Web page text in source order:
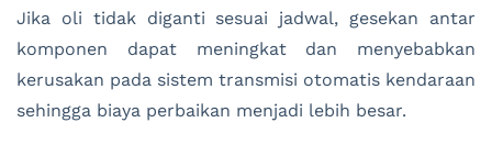
Jika oli tidak diganti sesuai jadwal, gesekan antar
komponen dapat meningkat dan menyebabkan
kerusakan pada sistem transmisi otomatis kendaraan
sehingga biaya perbaikan menjadi lebih besar.